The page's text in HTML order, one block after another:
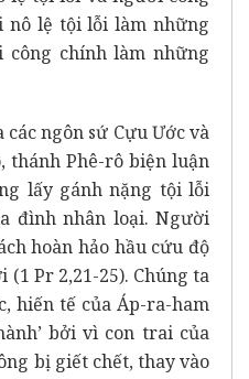
nô lệ tội lỗi làm những
công chính làm những
ngôn sứ Cựu Ước và
thánh Phê-rô biện luận
lấy gánh nặng tội lỗi
đình nhân loại. Người
hoàn hảo hầu cứu độ
Pr 2,21-25). Chúng ta
hiến tế của Áp-ra-ham
bởi vì con trai của
bị giết chết, thay vào